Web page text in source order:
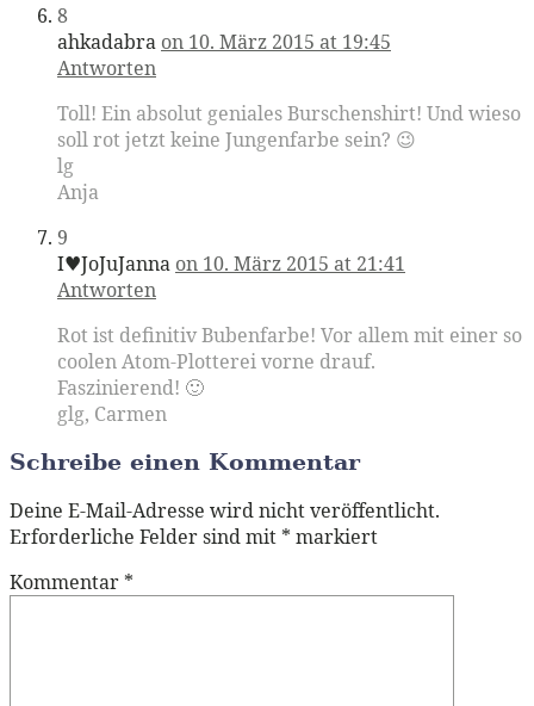
8
ahkadabra on 10. März 2015 at 19:45
Antworten
Toll! Ein absolut geniales Burschenshirt! Und wieso
soll rot jetzt keine Jungenfarbe sein? 😉
lg
Anja
9
I♥JoJuJanna on 10. März 2015 at 21:41
Antworten
Rot ist definitiv Bubenfarbe! Vor allem mit einer so
coolen Atom-Plotterei vorne drauf.
Faszinierend! 🙂
glg, Carmen
Schreibe einen Kommentar
Deine E-Mail-Adresse wird nicht veröffentlicht.
Erforderliche Felder sind mit * markiert
Kommentar *